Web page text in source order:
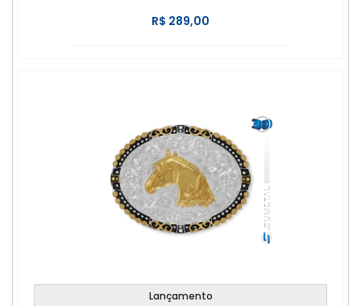
R$ 289,00
Lançamento